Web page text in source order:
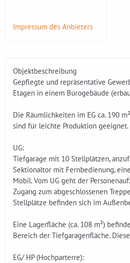
Impressum des Anbieters
Objektbeschreibung
Gepflegte und repräsentative
Etagen in einem Bürogebäude
Die Räumlichkeiten im EG ca. 190
sind für leichte Produktion geeignet.
UG:
Tiefgarage mit 10 Stellplätzen,
Sektionaltor mit Fernbedienung,
Mobil. Vom UG geht der
Zugang zum abgeschlossenen
Stellplätze befinden sich im
Eine Lagerfläche (ca. 108 m²)
Bereich der Tiefgaragenfläche.
EG/ HP (Hochparterre):